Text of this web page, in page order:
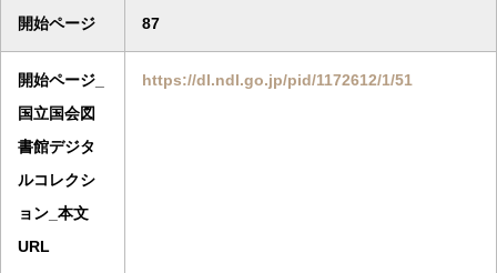
開始ページ 87
開始ページ_
国立国会図
書館デジタ
ルコレクシ
ョン_本文
URL
https://dl.ndl.go.jp/pid/1172612/1/51